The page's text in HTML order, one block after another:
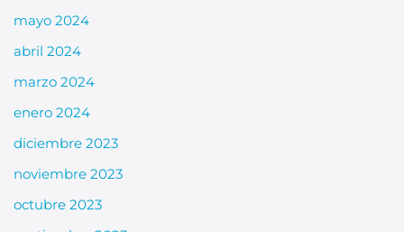
mayo 2024
abril 2024
marzo 2024
enero 2024
diciembre 2023
noviembre 2023
octubre 2023